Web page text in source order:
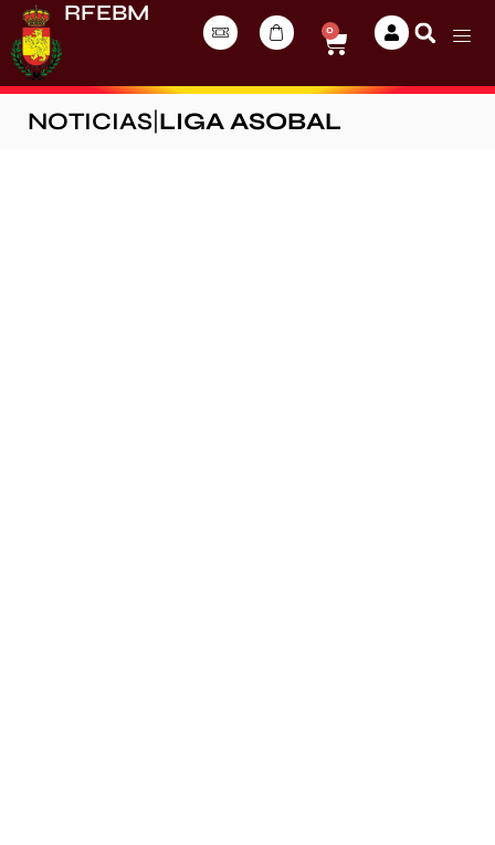
RFEBM
0
NOTICIAS LIGA ASOBAL